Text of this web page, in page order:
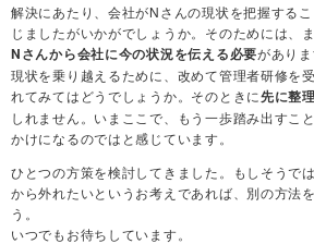
解決にあたり、会社がNさんの現状を把握する
じましたがいかがでしょうか。そのためには、
Nさんから会社に今の状況を伝える必要があり
現状を乗り越えるために、改めて管理者研修を
れてみてはどうでしょうか。そのときに先に整
しれません。いまここで、もう一歩踏み出すこ
かけになるのではと感じています。
ひとつの方策を検討してきました。もしそうで
から外れたいというお考えであれば、別の方法
う。
いつでもお待ちしています。